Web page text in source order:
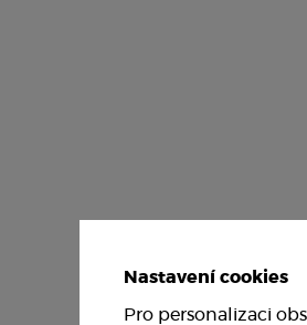
Nastavení cookies
Pro personalizaci